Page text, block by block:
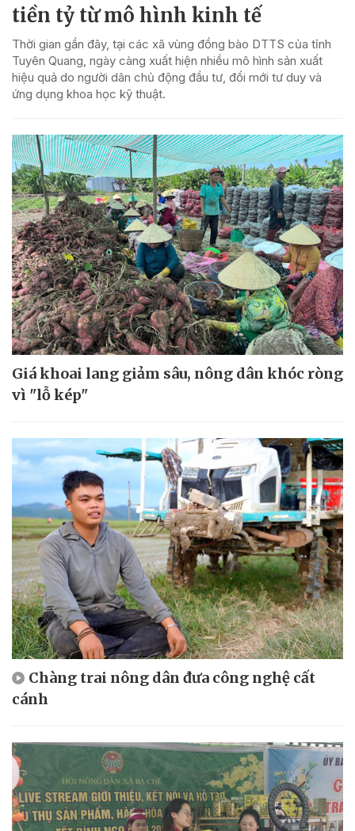
tiền tỷ từ mô hình kinh tế
Thời gian gần đây, tại các xã vùng đồng bào DTTS của tỉnh
Tuyên Quang, ngày càng xuất hiện nhiều mô hình sản xuất
hiệu quả do người dân chủ động đầu tư, đổi mới tư duy và
ứng dụng khoa học kỹ thuật.
Giá khoai lang giảm sâu, nông dân khóc ròng
vì "lỗ kép"
Chàng trai nông dân đưa công nghệ cất
cánh